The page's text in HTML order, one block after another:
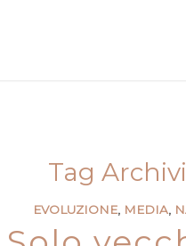
Tag
EVOLUZIONE, MEDIA,